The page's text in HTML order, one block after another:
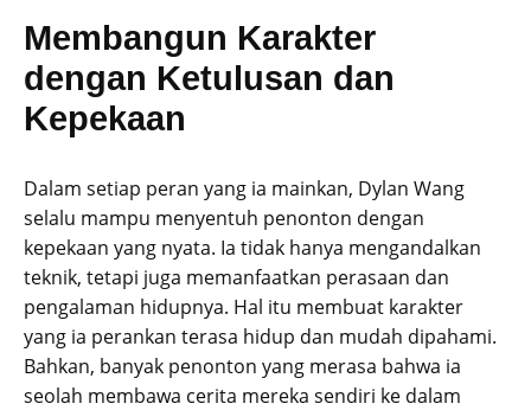
Membangun Karakter
dengan Ketulusan dan
Kepekaan
Dalam setiap peran yang ia mainkan, Dylan Wang
selalu mampu menyentuh penonton dengan
kepekaan yang nyata. Ia tidak hanya mengandalkan
teknik, tetapi juga memanfaatkan perasaan dan
pengalaman hidupnya. Hal itu membuat karakter
yang ia perankan terasa hidup dan mudah dipahami.
Bahkan, banyak penonton yang merasa bahwa ia
seolah membawa cerita mereka sendiri ke dalam